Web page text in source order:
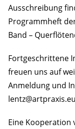
Ausschreibung
Programmheft
Band –
Fortgeschrittene
freuen uns auf
Anmeldung und
lentz@artpraxis.eu
Eine Kooperation